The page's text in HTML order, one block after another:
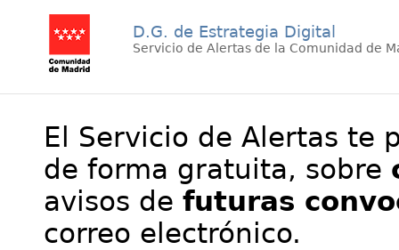
D.G. de Estrategia Digital
Servicio de Alertas de la Comunidad de
El Servicio de Alertas te
de forma gratuita, sobre
avisos de futuras
correo electrónico.